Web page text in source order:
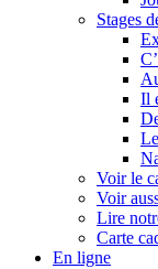
Stages
Il
Voir le
Voir
Lire
Carte
En ligne